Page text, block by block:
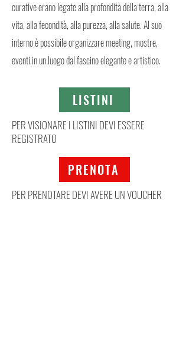
curative erano legate alla profondità della terra, alla
vita, alla fecondità, alla purezza, alla salute. Al suo
interno è possibile organizzare meeting, mostre,
eventi in un luogo dal fascino elegante e artistico.
LISTINI
PER VISIONARE I LISTINI DEVI ESSERE
REGISTRATO
PRENOTA
PER PRENOTARE DEVI AVERE UN VOUCHER